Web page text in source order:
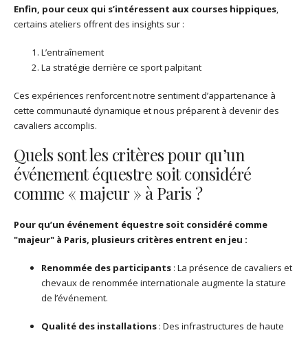
Enfin, pour ceux qui s’intéressent aux courses hippiques,
certains ateliers offrent des insights sur :
L’entraînement
La stratégie derrière ce sport palpitant
Ces expériences renforcent notre sentiment d’appartenance à
cette communauté dynamique et nous préparent à devenir des
cavaliers accomplis.
Quels sont les critères pour qu’un
événement équestre soit considéré
comme « majeur » à Paris ?
Pour qu’un événement équestre soit considéré comme
"majeur" à Paris, plusieurs critères entrent en jeu :
Renommée des participants : La présence de cavaliers et
chevaux de renommée internationale augmente la stature
de l’événement.
Qualité des installations : Des infrastructures de haute